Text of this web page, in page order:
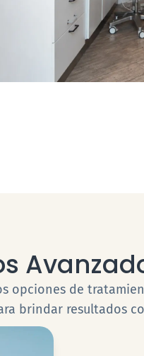
opciones de
brindar resultados